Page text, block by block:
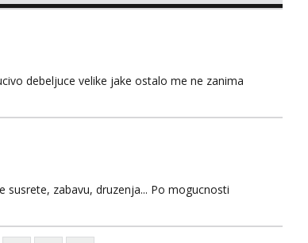
debeljuce velike jake ostalo me ne zanima
zabavu, druzenja... Po mogucnosti